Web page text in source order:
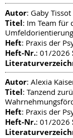
Autor: Gaby
Titel: Im Team für
Heft: Praxis der
Heft-Nr.: 01/2026
Autor: Alexia
Titel: Tanzend
Heft: Praxis der
Heft-Nr.: 01/2026